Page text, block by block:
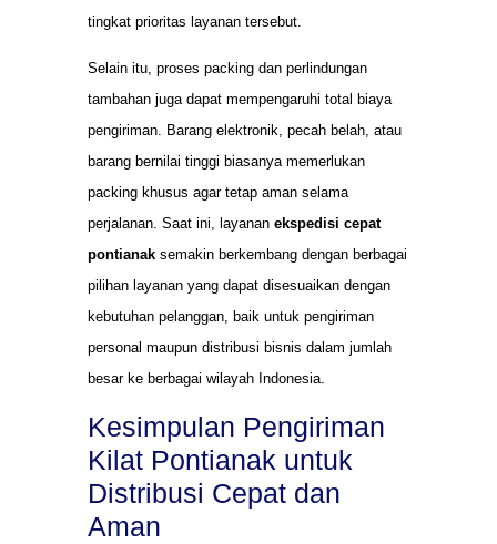
tingkat prioritas layanan tersebut.
Selain itu, proses packing dan perlindungan
tambahan juga dapat mempengaruhi total biaya
pengiriman. Barang elektronik, pecah belah, atau
barang bernilai tinggi biasanya memerlukan
packing khusus agar tetap aman selama
perjalanan. Saat ini, layanan ekspedisi cepat
pontianak semakin berkembang dengan berbagai
pilihan layanan yang dapat disesuaikan dengan
kebutuhan pelanggan, baik untuk pengiriman
personal maupun distribusi bisnis dalam jumlah
besar ke berbagai wilayah Indonesia.
Kesimpulan Pengiriman
Kilat Pontianak untuk
Distribusi Cepat dan
Aman